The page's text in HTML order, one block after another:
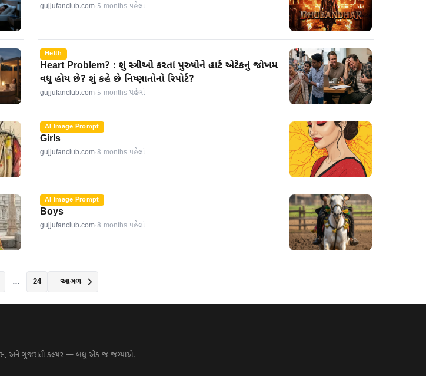
gujjufanclub.com·5 months પહેલાં
Helth
Heart Problem? : શું સ્ત્રીઓ કરતાં પુરુષોને હાર્ટ એટેકનું જોખમ
વધુ હોય છે? શું કહે છે નિષ્ણાતોનો રિપોર્ટ?
gujjufanclub.com·5 months પહેલાં
AI Image Prompt
Girls
gujjufanclub.com·8 months પહેલાં
AI Image Prompt
Boys
gujjufanclub.com·8 months પહેલાં
… 24 આગળ
અને ગુજરાતી કલ્ચર — બધું એક જ જગ્યાએ.